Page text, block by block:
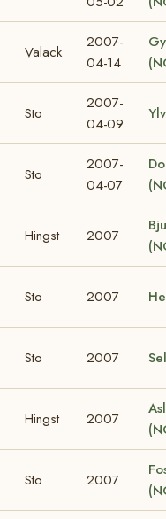
Valack
2007-
04-14
Sto
2007-
04-09
Sto
2007-
04-07
Hingst 2007
Sto 2007
Sto 2007
Hingst 2007
Sto 2007